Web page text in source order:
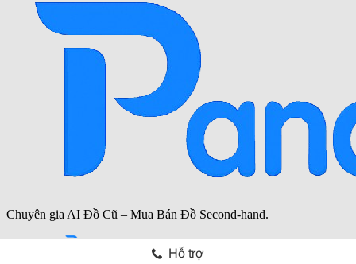
Hỗ trợ